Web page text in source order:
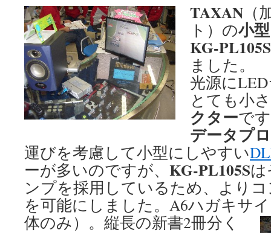
TAXAN
ト）の小
KG-PL105S
ました。
光源に
とても小
クターで
データプ
運びを考慮して小型にしやすい
ーが多いのですが、 KG-PL105S
ンプを採用しているため、より
を可能にしました。A6ハガキサ
体のみ）。縦長の新書2冊分く